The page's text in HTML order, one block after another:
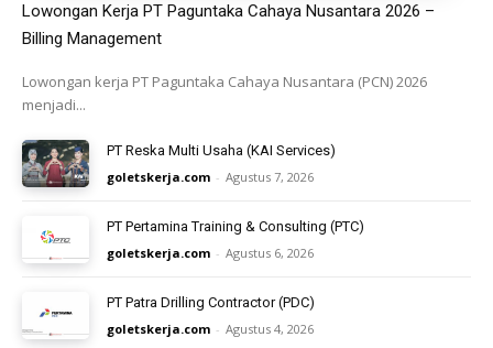
Lowongan Kerja PT Paguntaka Cahaya Nusantara 2026 –
Billing Management
Lowongan kerja PT Paguntaka Cahaya Nusantara (PCN) 2026
menjadi...
PT Reska Multi Usaha (KAI Services)
goletskerja.com - Agustus 7, 2026
PT Pertamina Training & Consulting (PTC)
goletskerja.com - Agustus 6, 2026
PT Patra Drilling Contractor (PDC)
goletskerja.com - Agustus 4, 2026